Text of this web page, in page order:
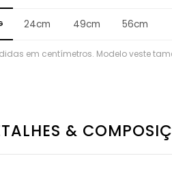
24cm 49cm 56cm
em centímetros. Modelo veste
&